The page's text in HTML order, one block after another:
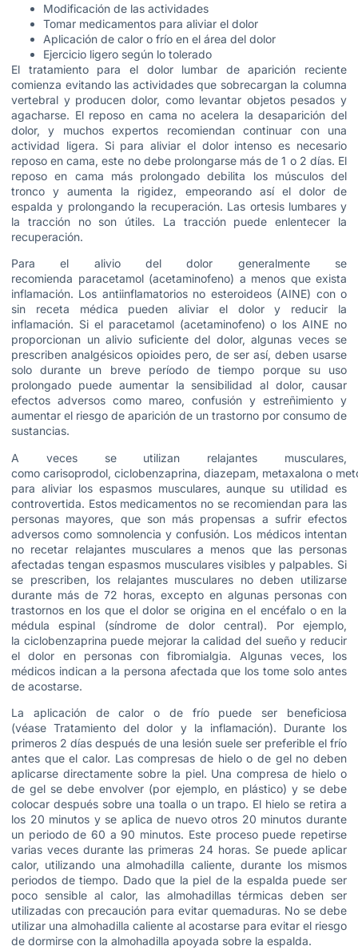
Modificación de las actividades
Tomar medicamentos para aliviar el dolor
Aplicación de calor o frío en el área del dolor
Ejercicio ligero según lo tolerado
El tratamiento para el dolor lumbar de aparición reciente
comienza evitando las actividades que sobrecargan la columna
vertebral y producen dolor, como levantar objetos pesados y
agacharse. El reposo en cama no acelera la desaparición del
dolor, y muchos expertos recomiendan continuar con una
actividad ligera. Si para aliviar el dolor intenso es necesario
reposo en cama, este no debe prolongarse más de 1 o 2 días. El
reposo en cama más prolongado debilita los músculos del
tronco y aumenta la rigidez, empeorando así el dolor de
espalda y prolongando la recuperación. Las ortesis lumbares y
la tracción no son útiles. La tracción puede enlentecer la
recuperación.
Para el alivio del dolor generalmente se
recomienda paracetamol (acetaminofeno) a menos que exista
inflamación. Los antiinflamatorios no esteroideos (AINE) con o
sin receta médica pueden aliviar el dolor y reducir la
inflamación. Si el paracetamol (acetaminofeno) o los AINE no
proporcionan un alivio suficiente del dolor, algunas veces se
prescriben analgésicos opioides pero, de ser así, deben usarse
solo durante un breve período de tiempo porque su uso
prolongado puede aumentar la sensibilidad al dolor, causar
efectos adversos como mareo, confusión y estreñimiento y
aumentar el riesgo de aparición de un trastorno por consumo de
sustancias.
A veces se utilizan relajantes musculares,
como carisoprodol, ciclobenzaprina, diazepam, metaxalona o
para aliviar los espasmos musculares, aunque su utilidad es
controvertida. Estos medicamentos no se recomiendan para las
personas mayores, que son más propensas a sufrir efectos
adversos como somnolencia y confusión. Los médicos intentan
no recetar relajantes musculares a menos que las personas
afectadas tengan espasmos musculares visibles y palpables. Si
se prescriben, los relajantes musculares no deben utilizarse
durante más de 72 horas, excepto en algunas personas con
trastornos en los que el dolor se origina en el encéfalo o en la
médula espinal (síndrome de dolor central). Por ejemplo,
la ciclobenzaprina puede mejorar la calidad del sueño y reducir
el dolor en personas con fibromialgia. Algunas veces, los
médicos indican a la persona afectada que los tome solo antes
de acostarse.
La aplicación de calor o de frío puede ser beneficiosa
(véase Tratamiento del dolor y la inflamación). Durante los
primeros 2 días después de una lesión suele ser preferible el frío
antes que el calor. Las compresas de hielo o de gel no deben
aplicarse directamente sobre la piel. Una compresa de hielo o
de gel se debe envolver (por ejemplo, en plástico) y se debe
colocar después sobre una toalla o un trapo. El hielo se retira a
los 20 minutos y se aplica de nuevo otros 20 minutos durante
un periodo de 60 a 90 minutos. Este proceso puede repetirse
varias veces durante las primeras 24 horas. Se puede aplicar
calor, utilizando una almohadilla caliente, durante los mismos
periodos de tiempo. Dado que la piel de la espalda puede ser
poco sensible al calor, las almohadillas térmicas deben ser
utilizadas con precaución para evitar quemaduras. No se debe
utilizar una almohadilla caliente al acostarse para evitar el riesgo
de dormirse con la almohadilla apoyada sobre la espalda.